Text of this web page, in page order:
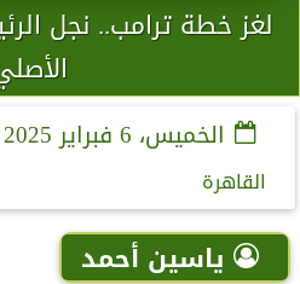
لغز خطة ترامب.. نجل
الخميس، 6 فبراير 2025
القاهرة
ياسين أحمد